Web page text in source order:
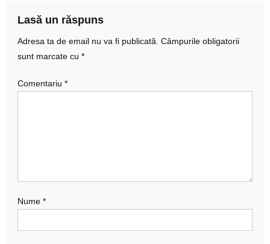
Lasă un răspuns
Adresa ta de email nu va fi publicată. Câmpurile obligatorii
sunt marcate cu *
Comentariu *
Nume *